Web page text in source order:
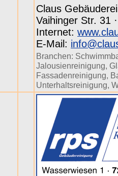
Claus
Vaihinger Str. 31
Internet:
E-Mail:
Branchen:
Jalousienreinigung,
Fassadenreinigung,
Unterhaltsreinigung,